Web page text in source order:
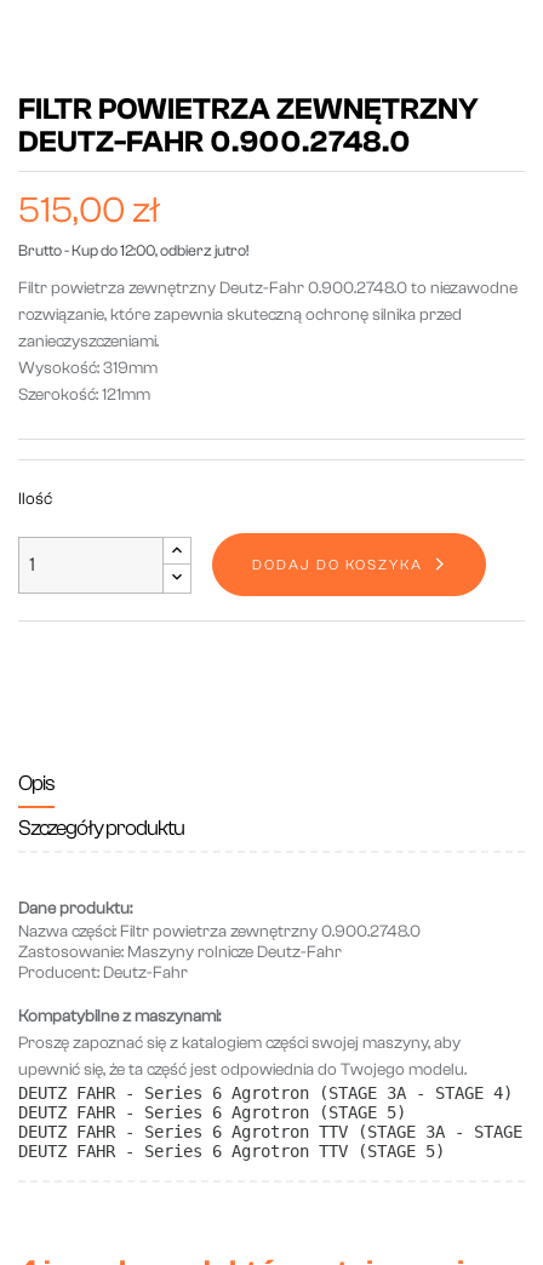
FILTR POWIETRZA ZEWNĘTRZNY
DEUTZ-FAHR 0.900.2748.0
515,00 zł
Brutto- Kup do 12:00, odbierz jutro!
Filtr powietrza zewnętrzny Deutz-Fahr 0.900.2748.0 to niezawodne
rozwiązanie, które zapewnia skuteczną ochronę silnika przed
zanieczyszczeniami.
Wysokość: 319mm
Szerokość: 121mm
Ilość
DODAJ DO KOSZYKA
Opis
Szczegóły produktu
Dane produktu:
Nazwa części: Filtr powietrza zewnętrzny 0.900.2748.0
Zastosowanie: Maszyny rolnicze Deutz-Fahr
Producent: Deutz-Fahr
Kompatybilne z maszynami:
Proszę zapoznać się z katalogiem części swojej maszyny, aby
upewnić się, że ta część jest odpowiednia do Twojego modelu.
DEUTZ FAHR - Series 6 Agrotron (STAGE 3A - STAGE 4)
DEUTZ FAHR - Series 6 Agrotron (STAGE 5)
DEUTZ FAHR - Series 6 Agrotron TTV (STAGE 3A - STAGE
DEUTZ FAHR - Series 6 Agrotron TTV (STAGE 5)